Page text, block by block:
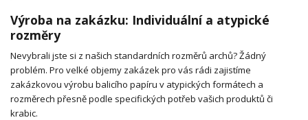
Výroba na zakázku: Individuální a atypické
rozměry
Nevybrali jste si z našich standardních rozměrů archů? Žádný
problém. Pro velké objemy zakázek pro vás rádi zajistíme
zakázkovou výrobu balicího papíru v atypických formátech a
rozměrech přesně podle specifických potřeb vašich produktů či
krabic.